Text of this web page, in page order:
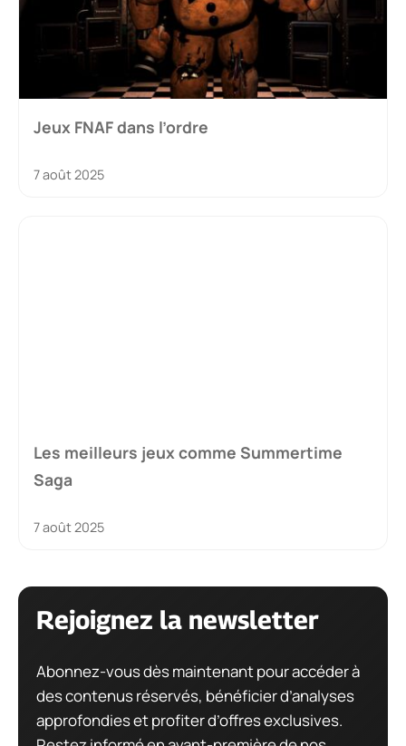
Jeux FNAF dans l’ordre
7 août 2025
Les meilleurs jeux comme Summertime
Saga
7 août 2025
Rejoignez la newsletter
Abonnez-vous dès maintenant pour accéder à
des contenus réservés, bénéficier d’analyses
approfondies et profiter d’offres exclusives.